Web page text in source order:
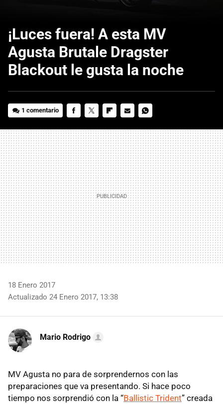
¡Luces fuera! A esta MV
Agusta Brutale Dragster
Blackout le gusta la noche
1 comentario
MAIL
18 Enero 2017
Actualizado 24 Enero 2017, 13:38
Mario Rodrigo
MV Agusta no para de sorprendernos con las
preparaciones que va presentando. Si hace poco
tiempo nos sorprendió con la “Ballistic Trident” creada